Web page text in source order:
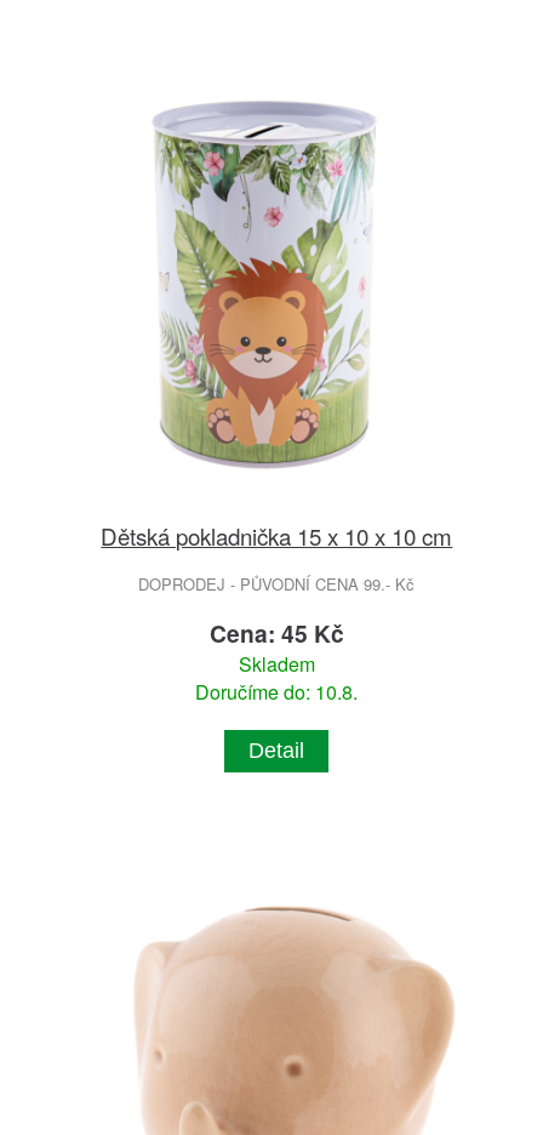
Dětská pokladnička 15 x 10 x 10 cm
DOPRODEJ - PŮVODNÍ CENA 99.- Kč
Cena: 45 Kč
Skladem
Doručíme do: 10.8.
Detail